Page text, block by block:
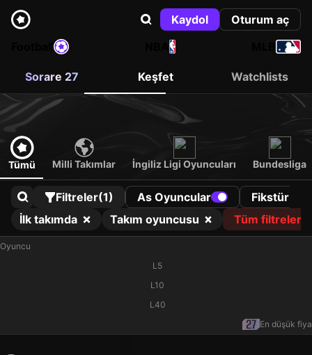
Kaydol
Oturum aç
NBA
Sorare 27 Keşfet Watchlists
Tümü Milli Takımlar İngiliz Ligi Oyuncuları Bundesliga
Filtreler(1) As Oyuncular
Fikstür
İlk takımda
Takım oyuncusu Tüm filtreleri
Oyuncu
L5
L10
L40
En düşük